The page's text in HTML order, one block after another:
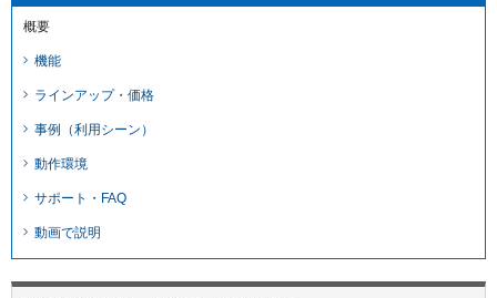
概要
機能
ラインアップ・価格
事例（利用シーン）
動作環境
サポート・FAQ
動画で説明